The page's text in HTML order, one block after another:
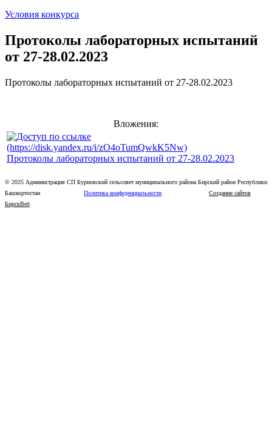
Условия конкурса
Протоколы лабораторных испытаний
от 27-28.02.2023
Протоколы лабораторных испытаний от 27-28.02.2023
Вложения:
Протоколы лабораторных испытаний от 27-28.02.2023
© 2025 Администрация СП Бурновский сельсовет муниципального района Бирский район Республики
Башкортостан Политика конфеденциальности
Создание сайтов
БирскВеб